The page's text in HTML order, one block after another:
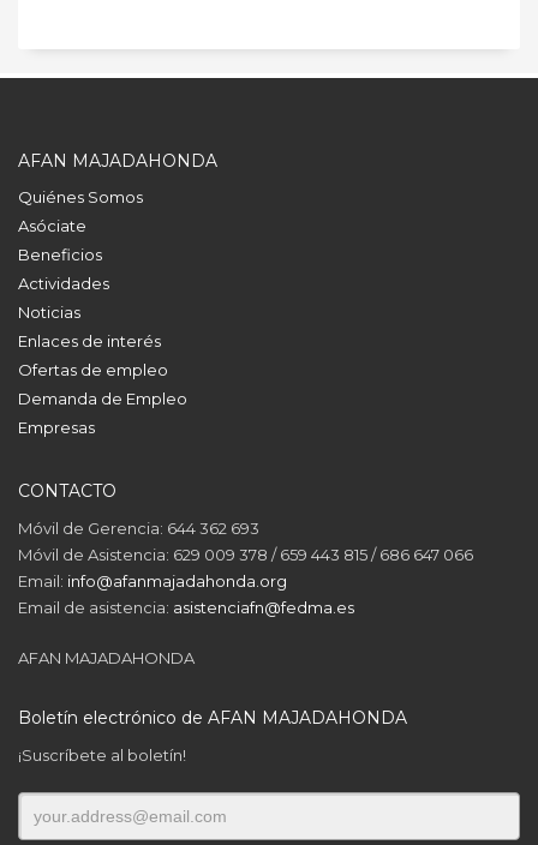
AFAN MAJADAHONDA
Quiénes Somos
Asóciate
Beneficios
Actividades
Noticias
Enlaces de interés
Ofertas de empleo
Demanda de Empleo
Empresas
CONTACTO
Móvil de Gerencia: 644 362 693
Móvil de Asistencia: 629 009 378 / 659 443 815 / 686 647 066
Email: info@afanmajadahonda.org
Email de asistencia: asistenciafn@fedma.es
AFAN MAJADAHONDA
Boletín electrónico de AFAN MAJADAHONDA
¡Suscríbete al boletín!